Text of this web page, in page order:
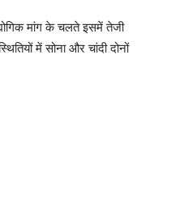
मांग के चलते इसमें तेजी
में सोना और चांदी दोनों